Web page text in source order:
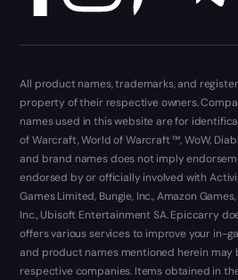
All product names, trademarks, and
property of their respective owners.
names used in this website are for
of Warcraft, World of Warcraft ™, WoW,
and brand names does not imply
endorsed by or officially involved with
Games Limited, Bungie, Inc., Amazon
Inc., Ubisoft Entertainment SA. Epiccarry
offers various services to improve your in-
and product names mentioned herein may
respective companies. Items obtained in